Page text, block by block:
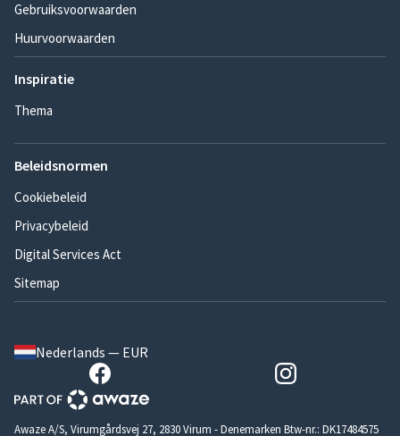
Gebruiksvoorwaarden
Huurvoorwaarden
Inspiratie
Thema
Beleidsnormen
Cookiebeleid
Privacybeleid
Digital Services Act
Sitemap
Nederlands — EUR
Awaze A/S, Virumgårdsvej 27, 2830 Virum - Denemarken Btw-nr.: DK17484575